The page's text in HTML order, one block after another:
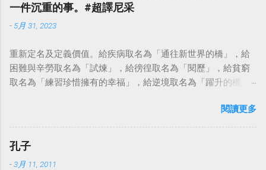
一件沉重的事。#超譯尼采
- 5月 31, 2023
重新定名及定義價值。給疾病取名為「通往新世界的橋」，給
困難與辛勞取名為「試煉」，給徬徨取名為「閱歷」，給貧窮
取名為「練習珍惜擁有的幸福」，給逆境取名為「躍升的機
點看事情，就不會覺得活著是一件沉重的事。#超譯尼采 — 中
華名言 - Chinese Quotes (@chinese_quotes) May 23, 2023
閱讀更多
孔子
-3月 11, 2011